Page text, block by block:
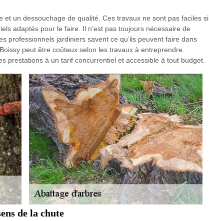
un dessouchage de qualité. Ces travaux ne sont pas faciles si
adaptés pour le faire. Il n’est pas toujours nécessaire de
professionnels jardiniers savent ce qu’ils peuvent faire dans
peut être coûteux selon les travaux à entreprendre.
prestations à un tarif concurrentiel et accessible à tout budget.
de la chute